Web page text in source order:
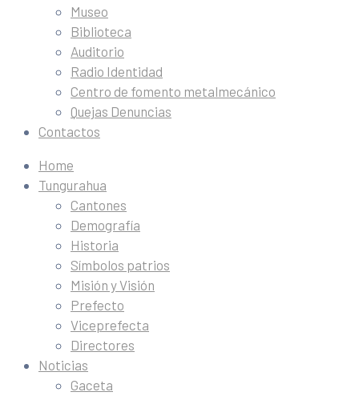
Museo
Biblioteca
Auditorio
Radio Identidad
Centro de fomento metalmecánico
Quejas Denuncias
Contactos
Home
Tungurahua
Cantones
Demografía
Historia
Símbolos patrios
Misión y Visión
Prefecto
Viceprefecta
Directores
Noticias
Gaceta